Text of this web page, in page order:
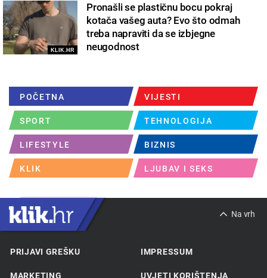
KLIK.HR
Pronašli se plastičnu bocu pokraj
kotača vašeg auta? Evo što odmah
treba napraviti da se izbjegne
neugodnost
POČETNA VIJESTI
SPORT TEHNOLOGIJA
LIFESTYLE BIZNIS
KLIK LJUBAV I SEKS
Na vrh
PRIJAVI GREŠKU IMPRESSUM
MARKETING UVJETI KORIŠTENJA